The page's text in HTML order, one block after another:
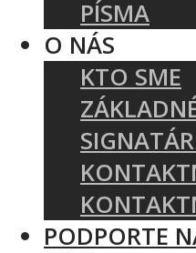
PÍSMA
O NÁS
KTO SME
PODPORTE